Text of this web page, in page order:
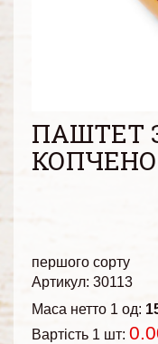
ПАШТЕТ
першого сорту
Артикул: 30113
Маса нетто 1 од:
Вартість 1 шт: